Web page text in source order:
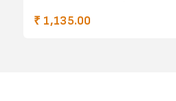
₹ 1,135.00